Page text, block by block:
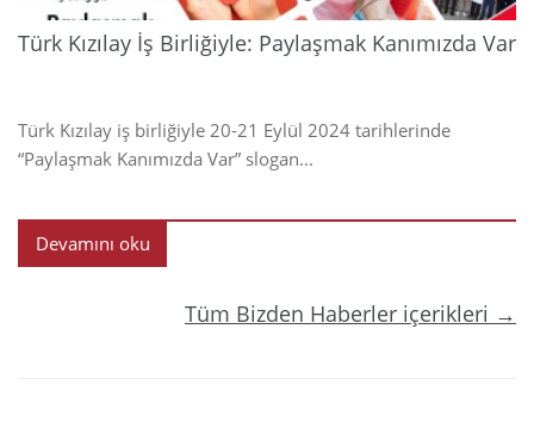
Türk Kızılay İş Birliğiyle: Paylaşmak Kanımızda Var
Türk Kızılay iş birliğiyle 20-21 Eylül 2024 tarihlerinde
“Paylaşmak Kanımızda Var” slogan...
Devamını oku
Tüm Bizden Haberler içerikleri →